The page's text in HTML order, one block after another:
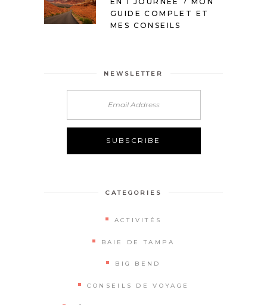
GUIDE COMPLET ET
MES CONSEILS
NEWSLETTER
CATEGORIES
ACTIVITÉS
BAIE DE TAMPA
BIG BEND
CONSEILS DE VOYAGE